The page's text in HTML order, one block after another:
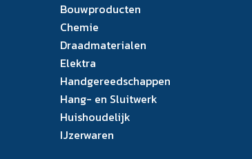
Bouwproducten
Chemie
Draadmaterialen
Elektra
Handgereedschappen
Hang- en Sluitwerk
Huishoudelijk
IJzerwaren